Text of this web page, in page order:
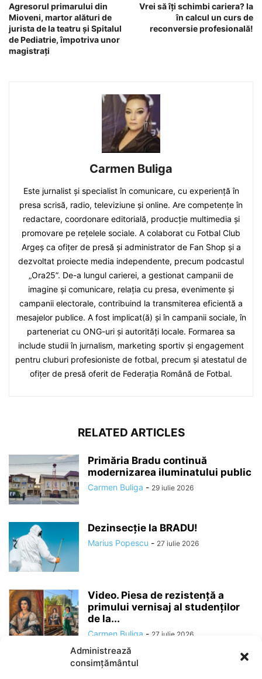
Administrează
consimțământul
Agresorul primarului din
Mioveni, martor alături de
jurista de la teatru și Spitalul
de Pediatrie, împotriva unor
magistrați
Vrei să îți schimbi cariera? Ia
în calcul un curs de
reconversie profesională!
Carmen Buliga
Este jurnalist și specialist în comunicare, cu experiență în
presa scrisă, radio, televiziune și online. Are competențe în
redactare, coordonare editorială, producție multimedia și
promovare pe rețelele sociale. A colaborat cu Fotbal Club
Argeș ca ofițer de presă și administrator de Fan Shop și a
dezvoltat proiecte media independente, precum podcastul
„Ora25”. De-a lungul carierei, a gestionat campanii de
imagine și comunicare, relația cu presa, evenimente și
campanii electorale, contribuind la transmiterea eficientă a
mesajelor publice. A fost implicat(ă) și în campanii sociale, în
parteneriat cu ONG-uri și autorități locale. Formarea sa
include studii în jurnalism, marketing sportiv și engagement
pentru cluburi profesioniste de fotbal, precum și atestatul de
ofițer de presă oferit de Federația Română de Fotbal.
RELATED ARTICLES
Primăria Bradu continuă
modernizarea iluminatului public
Carmen Buliga - 29 iulie 2026
Dezinsecție la BRADU!
Marius Popescu - 27 iulie 2026
Video. Piesa de rezistență a
primului vernisaj al studenților
de la...
Carmen Buliga - 27 iulie 2026